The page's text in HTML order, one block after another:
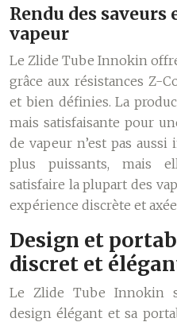
Rendu des
vapeur
Le Zlide Tube Innokin
grâce aux résistances Z-
et bien définies. La
mais satisfaisante pour
de vapeur n’est pas aussi
plus puissants, mais
satisfaire la plupart des
expérience discrète et
Design et
discret et
Le Zlide Tube Innokin
design élégant et sa